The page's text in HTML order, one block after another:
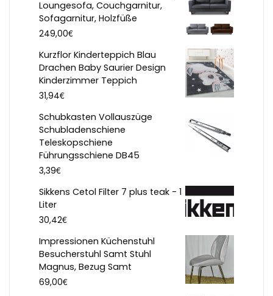
Loungesofa, Couchgarnitur,
Sofagarnitur, Holzfüße
249,00€
Kurzflor Kinderteppich Blau
Drachen Baby Saurier Design
Kinderzimmer Teppich
31,94€
Schubkasten Vollauszüge
Schubladenschiene
Teleskopschiene
Führungsschiene DB45
3,39€
Sikkens Cetol Filter 7 plus teak - 1
Liter
30,42€
Impressionen Küchenstuhl
Besucherstuhl Samt Stuhl
Magnus, Bezug Samt
69,00€